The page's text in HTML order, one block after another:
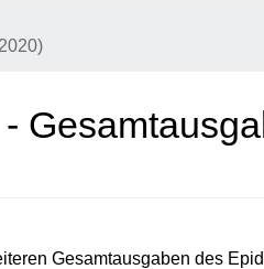
Gesamtausgaben des